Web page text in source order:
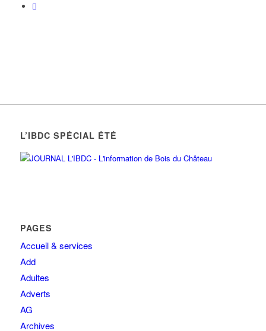
L’IBDC SPÉCIAL ÉTÉ
PAGES
Accueil & services
Add
Adultes
Adverts
AG
Archives